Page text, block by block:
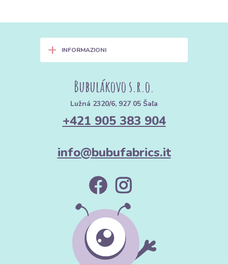
+ INFORMAZIONI
Bubulákovo s.r.o.
Lužná 2320/6, 927 05 Šaľa
+421 905 383 904
info@bubufabrics.it